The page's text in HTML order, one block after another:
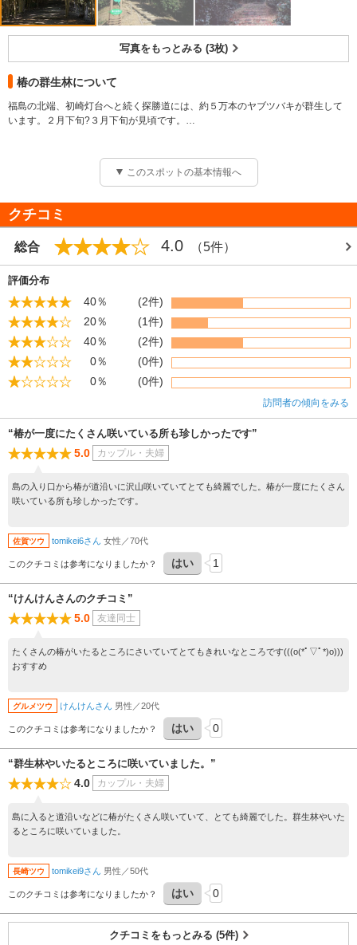
写真をもっとみる (3枚)
椿の群生林について
福島の北端、初崎灯台へと続く探勝道には、約５万本のヤブツバキが群生して
います。２月下旬?３月下旬が見頃です。
このスポットの基本情報へ
クチコミ
総合 4.0 （5件）
評価分布
40％
(2件)
20％
(1件)
40％
(2件)
0％
(0件)
0％
(0件)
訪問者の傾向をみる
“椿が一度にたくさん咲いている所も珍しかったです”
5.0 カップル・夫婦
島の入り口から椿が道沿いに沢山咲いていてとても綺麗でした。椿が一度にたくさん
咲いている所も珍しかったです。
佐賀ツウ tomikei6さん 女性／70代
このクチコミは参考になりましたか？ はい 1
“けんけんさんのクチコミ”
5.0 友達同士
たくさんの椿がいたるところにさいていてとてもきれいなところです(((o(*ﾟ▽ﾟ*)o)))
おすすめ
グルメツウ けんけんさん 男性／20代
このクチコミは参考になりましたか？ はい 0
“群生林やいたるところに咲いていました。”
4.0 カップル・夫婦
島に入ると道沿いなどに椿がたくさん咲いていて、とても綺麗でした。群生林やいた
るところに咲いていました。
長崎ツウ tomikei9さん 男性／50代
このクチコミは参考になりましたか？ はい 0
クチコミをもっとみる (5件)